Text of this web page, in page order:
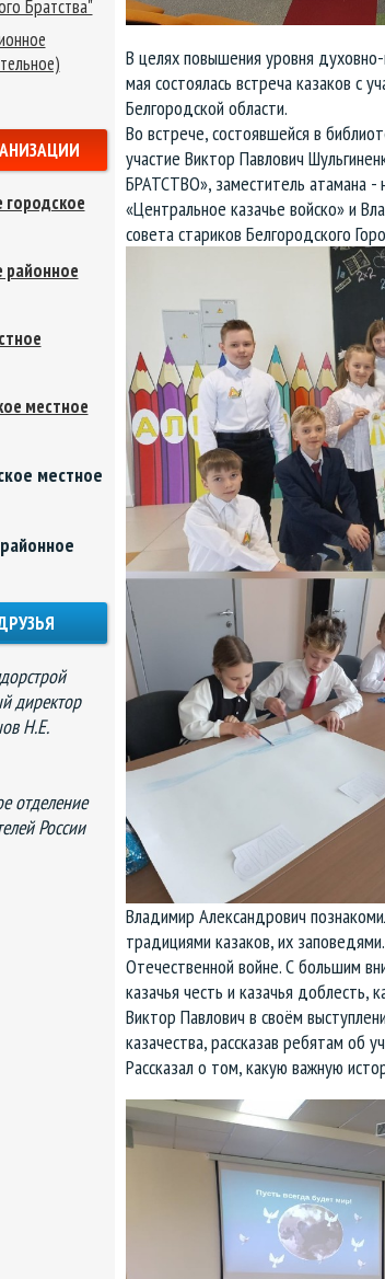
В целях повышения уровня духовно-
мая состоялась встреча казаков с
Белгородской области.
Во встрече, состоявшейся в
участие Виктор Павлович
БРАТСТВО», заместитель атамана
«Центральное казачье войско» и
совета стариков Белгородского
Владимир Александрович
традициями казаков, их
Отечественной войне. С большим
казачья честь и казачья доблесть,
Виктор Павлович в своём
казачества, рассказав ребятам об
Рассказал о том, какую важную
Братства"
городское
районное
местное
местное
директор
Н.Е.
отделение
России